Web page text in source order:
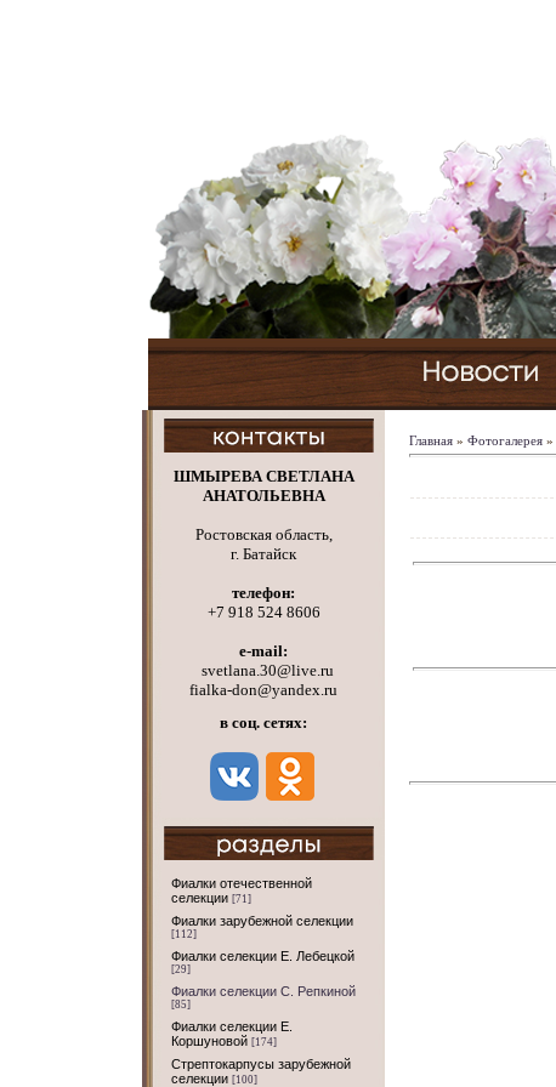
ШМЫРЕВА СВЕТЛАНА
АНАТОЛЬЕВНА
Ростовская область,
г. Батайск
телефон:
+7 918 524 8606
e-mail:
svetlana.30@live.ru
fialka-don@yandex.ru
в соц. сетях:
Фиалки отечественной
селекции [71]
Фиалки зарубежной селекции
[112]
Фиалки селекции Е. Лебецкой
[29]
Фиалки селекции С. Репкиной
[85]
Фиалки селекции Е.
Коршуновой [174]
Стрептокарпусы зарубежной
селекции [100]
Главная » Фотогалерея »